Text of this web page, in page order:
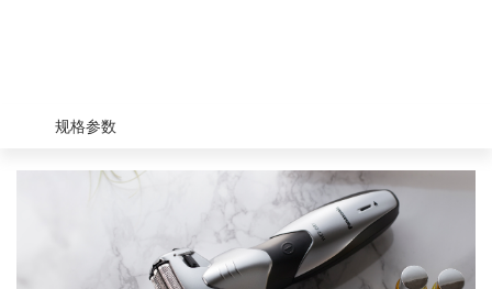
规格参数